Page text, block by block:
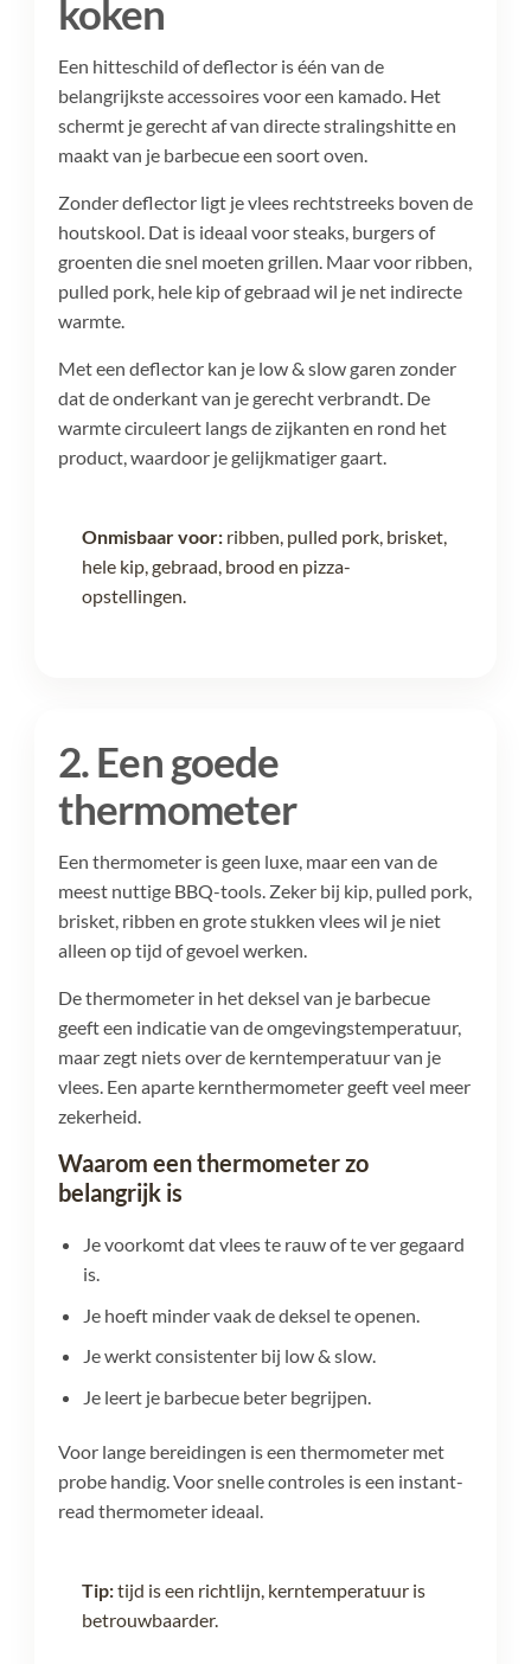
koken
Een hitteschild of deflector is één van de
belangrijkste accessoires voor een kamado. Het
schermt je gerecht af van directe stralingshitte en
maakt van je barbecue een soort oven.
Zonder deflector ligt je vlees rechtstreeks boven de
houtskool. Dat is ideaal voor steaks, burgers of
groenten die snel moeten grillen. Maar voor ribben,
pulled pork, hele kip of gebraad wil je net indirecte
warmte.
Met een deflector kan je low & slow garen zonder
dat de onderkant van je gerecht verbrandt. De
warmte circuleert langs de zijkanten en rond het
product, waardoor je gelijkmatiger gaart.
Onmisbaar voor: ribben, pulled pork, brisket,
hele kip, gebraad, brood en pizza-
opstellingen.
2. Een goede
thermometer
Een thermometer is geen luxe, maar een van de
meest nuttige BBQ-tools. Zeker bij kip, pulled pork,
brisket, ribben en grote stukken vlees wil je niet
alleen op tijd of gevoel werken.
De thermometer in het deksel van je barbecue
geeft een indicatie van de omgevingstemperatuur,
maar zegt niets over de kerntemperatuur van je
vlees. Een aparte kernthermometer geeft veel meer
zekerheid.
Waarom een thermometer zo
belangrijk is
Je voorkomt dat vlees te rauw of te ver gegaard
is.
Je hoeft minder vaak de deksel te openen.
Je werkt consistenter bij low & slow.
Je leert je barbecue beter begrijpen.
Voor lange bereidingen is een thermometer met
probe handig. Voor snelle controles is een instant-
read thermometer ideaal.
Tip:tijd is een richtlijn, kerntemperatuur is
betrouwbaarder.